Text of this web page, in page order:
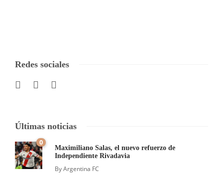
Redes sociales
Últimas noticias
0
Maximiliano Salas, el nuevo refuerzo de
Independiente Rivadavia
ByArgentina FC